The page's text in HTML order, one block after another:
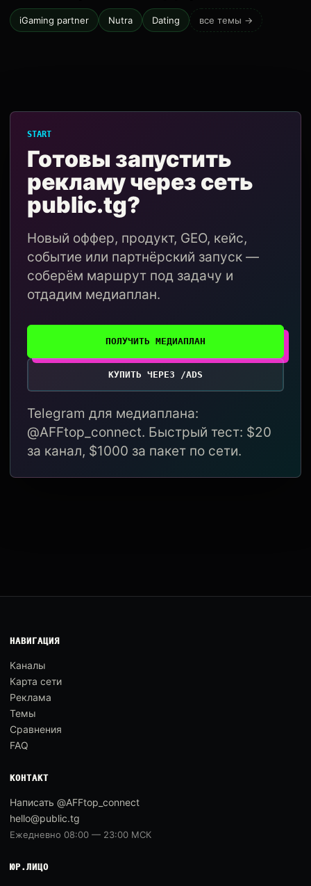
iGaming partner Nutra Dating все темы →
START
Готовы запустить
рекламу через сеть
public.tg?
Новый оффер, продукт, GEO, кейс,
событие или партнёрский запуск —
соберём маршрут под задачу и
отдадим медиаплан.
ПОЛУЧИТЬ МЕДИАПЛАН
КУПИТЬ ЧЕРЕЗ /ADS
Telegram для медиаплана:
@AFFtop_connect. Быстрый тест: $20
за канал, $1000 за пакет по сети.
НАВИГАЦИЯ
Каналы
Карта сети
Реклама
Темы
Сравнения
FAQ
КОНТАКТ
Написать @AFFtop_connect
hello@public.tg
Ежедневно 08:00 — 23:00 МСК
ЮР.ЛИЦО